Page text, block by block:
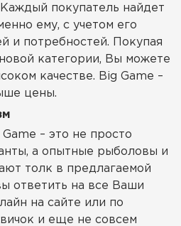
покупатель найдет
ему, с учетом его
и потребностей. Покупая
категории, Вы можете
качестве. Big Game –
цены.
– это не просто
а опытные рыболовы и
толк в предлагаемой
ответить на все Ваши
на сайте или по
и еще не совсем